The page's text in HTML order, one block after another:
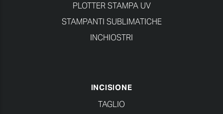
PLOTTER STAMPA UV
STAMPANTI SUBLIMATICHE
INCHIOSTRI
INCISIONE
TAGLIO